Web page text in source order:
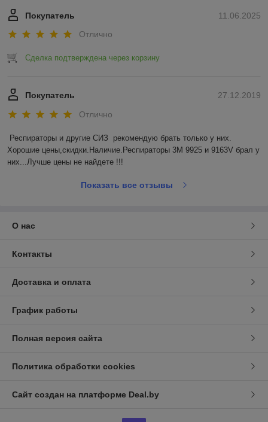
11.06.2025
Покупатель
Отлично
Сделка подтверждена через корзину
27.12.2019
Покупатель
Отлично
Респираторы и другие СИЗ  рекомендую брать только у них.
Хорошие цены,скидки.Наличие.Респираторы 3M 9925 и 9163V брал у
них...Лучше цены не найдете !!!
Показать все отзывы
О нас
Контакты
Доставка и оплата
График работы
Полная версия сайта
Политика обработки cookies
Сайт создан на платформе Deal.by